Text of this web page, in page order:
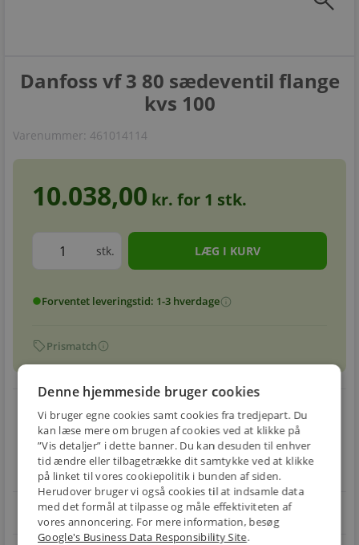
Danfoss vf 3 80 sædeventil flange
kvs 100
Varenummer: 461014114
10.038,00 kr. for 1 stk.
stk.
circleForventet leveringstid: 1-3 hverdageinfo
sellPrismatchinfo
E-MÆRKET
Handle trygt hos
os
local_shipping
BILLIG
FRAGT
Fra 29,00 kr.
restart_alt
30 DAGES
RETUR
Nem returnering
star4.1 på Trustpilot 11,691 anmeldelser
Denne hjemmeside bruger cookies
Vi bruger egne cookies samt cookies fra tredjepart. Du
kan læse mere om brugen af cookies ved at klikke på
”Vis detaljer” i dette banner. Du kan desuden til enhver
tid ændre eller tilbagetrække dit samtykke ved at klikke
på linket til vores cookiepolitik i bunden af siden.
Herudover bruger vi også cookies til at indsamle data
med det formål at tilpasse og måle effektiviteten af
vores annoncering. For mere information, besøg
Google's Business Data Responsibility Site.